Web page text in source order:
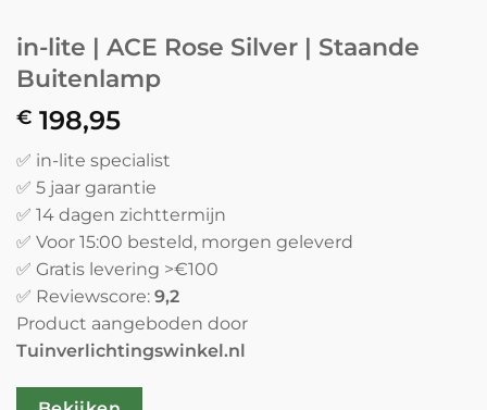
in-lite | ACE Rose Silver | Staande
Buitenlamp
€ 198,95
✅ in-lite specialist
✅ 5 jaar garantie
✅ 14 dagen zichttermijn
✅ Voor 15:00 besteld, morgen geleverd
✅ Gratis levering >€100
✅ Reviewscore: 9,2
Product aangeboden door
Tuinverlichtingswinkel.nl